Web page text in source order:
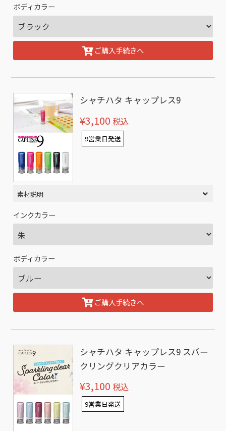
ボディカラー
ご購入手続きへ
シャチハタ キャップレス9
¥3,100 税込
9営業日発送
素材説明
インクカラー
ボディカラー
ご購入手続きへ
シャチハタ キャップレス9 スパー
クリングクリアカラー
¥3,100 税込
9営業日発送